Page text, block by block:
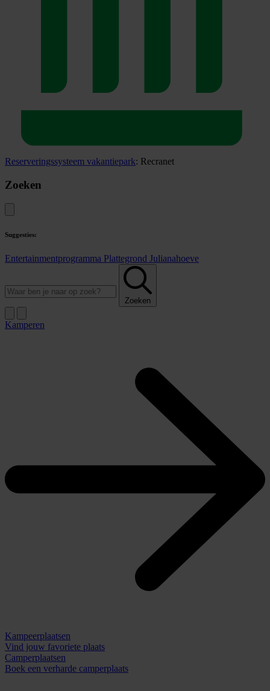
Reserveringssysteem vakantiepark: Recranet
Zoeken
Suggesties:
Entertainmentprogramma Plattegrond Julianahoeve
Zoeken
Kamperen
Kampeerplaatsen
Vind jouw favoriete plaats
Camperplaatsen
Boek een verharde camperplaats